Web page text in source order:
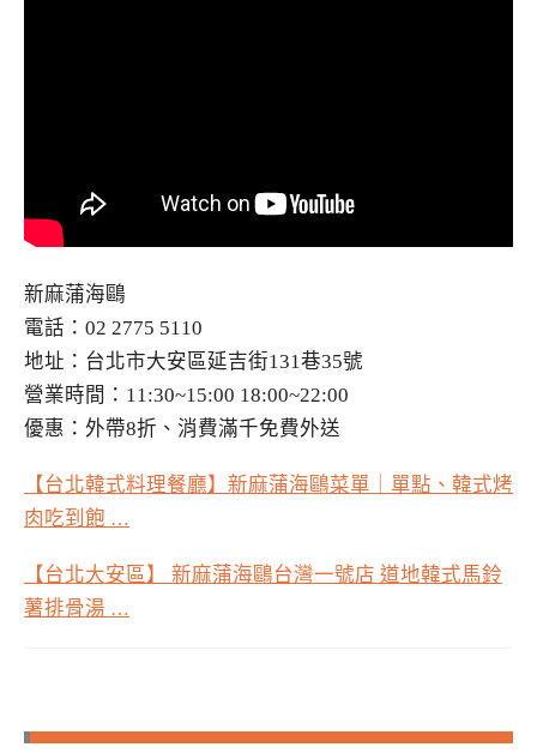
新麻蒲海鷗
電話：02 2775 5110
地址：台北市大安區延吉街131巷35號
營業時間：11:30~15:00 18:00~22:00
優惠：外帶8折、消費滿千免費外送
【台北韓式料理餐廳】新麻蒲海鷗菜單｜單點、韓式烤
肉吃到飽 …
【台北大安區】 新麻蒲海鷗台灣一號店 道地韓式馬鈴
薯排骨湯 …